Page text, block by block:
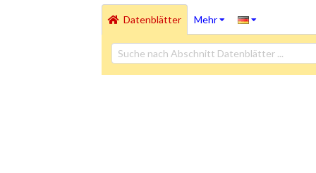
Datenblätter Mehr